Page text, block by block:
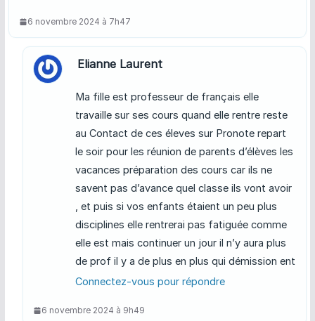
6 novembre 2024 à 7h47
Elianne Laurent
Ma fille est professeur de français elle
travaille sur ses cours quand elle rentre reste
au Contact de ces éleves sur Pronote repart
le soir pour les réunion de parents d’élèves les
vacances préparation des cours car ils ne
savent pas d’avance quel classe ils vont avoir
, et puis si vos enfants étaient un peu plus
disciplines elle rentrerai pas fatiguée comme
elle est mais continuer un jour il n’y aura plus
de prof il y a de plus en plus qui démission ent
Connectez-vous pour répondre
6 novembre 2024 à 9h49